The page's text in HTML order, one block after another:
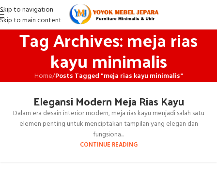
Skip to navigation
Skip to main content
Tag Archives: meja rias
kayu minimalis
Home/Posts Tagged "meja rias kayu minimalis"
Elegansi Modern Meja Rias Kayu
Dalam era desain interior modern, meja rias kayu menjadi salah satu
elemen penting untuk menciptakan tampilan yang elegan dan
fungsiona...
CONTINUE READING